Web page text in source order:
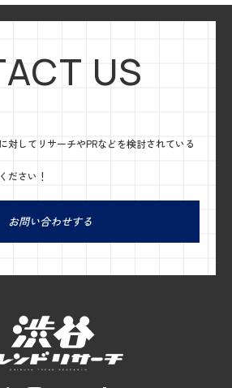
US
対してリサーチやPRなどを検討されている
ださい！
お問い合わせする